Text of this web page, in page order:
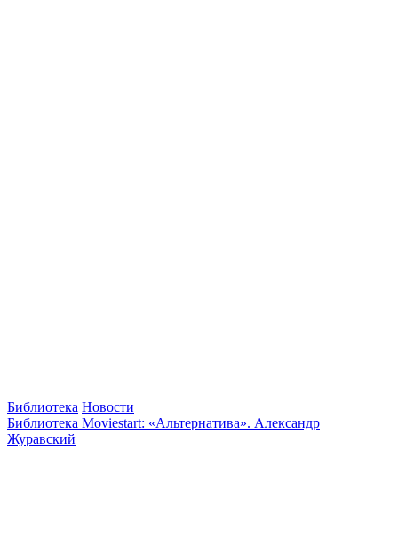
Библиотека Новости
Библиотека Moviestart: «Альтернатива». Александр
Журавский